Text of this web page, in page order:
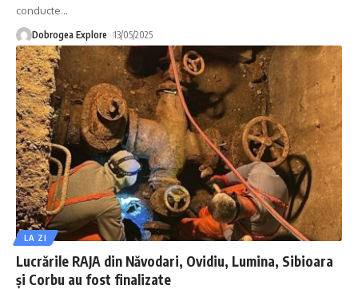
conducte…
Dobrogea Explore 13/05/2025
LA ZI
Lucrările RAJA din Năvodari, Ovidiu, Lumina, Sibioara
și Corbu au fost finalizate